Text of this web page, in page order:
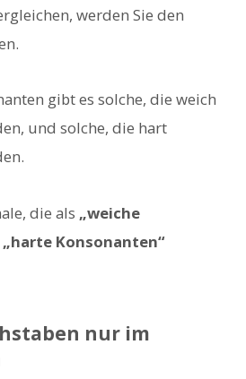
werden Sie den
gibt es solche, die weich
und solche, die hart
die als „weiche
Konsonanten“
nur im